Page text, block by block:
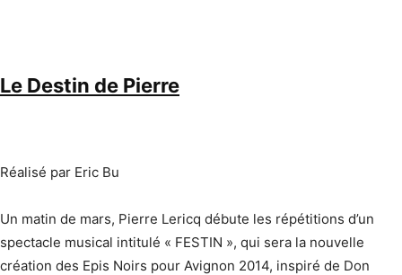
Le Destin de Pierre
Réalisé par Eric Bu
Un matin de mars, Pierre Lericq débute les répétitions d’un
spectacle musical intitulé « FESTIN », qui sera la nouvelle
création des Epis Noirs pour Avignon 2014, inspiré de Don